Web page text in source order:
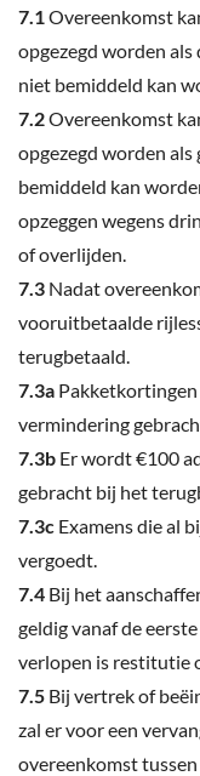
7.1 Overeenkomst
opgezegd worden
niet bemiddeld kan
7.2Overeenkomst
opgezegd worden
bemiddeld kan
opzeggen wegens
of overlijden.
7.3 Nadat
vooruitbetaalde
terugbetaald.
7.3a
vermindering
7.3b Er wordt €100
gebracht bij het
7.3c Examens die al
vergoedt.
7.4 Bij het
geldig vanaf de
verlopen is restitutie
7.5 Bij vertrek of
zal er voor een
overeenkomst